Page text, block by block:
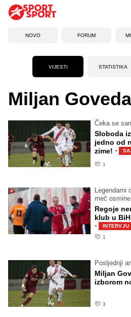
NOVO FORUM
VIJESTI STATISTIKA
Miljan
Čeka se
Sloboda
jedno od
zime! ·
1
meč
Regoje
klub u
·
INTERVJU
1
Posljednji
Miljan
izborom
3